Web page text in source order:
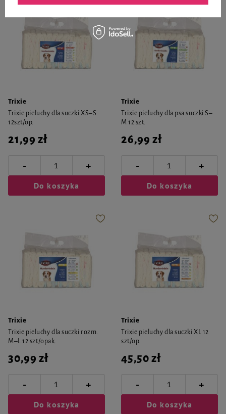
Trixie
Trixie pieluchy dla suczki XS–S
12szt/op.
21,99 zł
- +
Do koszyka
Trixie
Trixie pieluchy dla psa suczki S–
M 12 szt.
26,99 zł
- +
Do koszyka
Trixie
Trixie pieluchy dla suczki rozm.
M–L 12 szt/opak.
30,99 zł
- +
Do koszyka
Trixie
Trixie pieluchy dla suczki XL 12
szt/op.
45,50 zł
- +
Do koszyka